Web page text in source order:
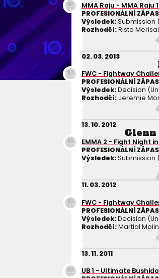
MMA Raju - MMA Raju
PROFESIONÁLNÍ
Výsledek:Submission
Rozhodčí:Risto
02. 03. 2013
FWC - Fightway
PROFESIONÁLNÍ
Výsledek:Decision
Rozhodčí:Jeremie
13. 10. 2012
EMMA 2 - Fight Night
PROFESIONÁLNÍ
Výsledek:Submission
11. 03. 2012
FWC - Fightway
PROFESIONÁLNÍ
Výsledek:Decision
Rozhodčí:Martial
13. 11. 2011
UB 1 - Ultimate Bushido